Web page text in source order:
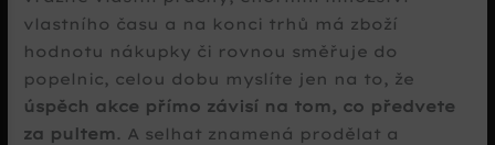
vlastního času a na konci trhů má zboží
hodnotu nákupky či rovnou směřuje do
popelnic, celou dobu myslíte jen na to, že
úspěch akce přímo závisí na tom, co předvete
za pultem . A selhat znamená prodělat a